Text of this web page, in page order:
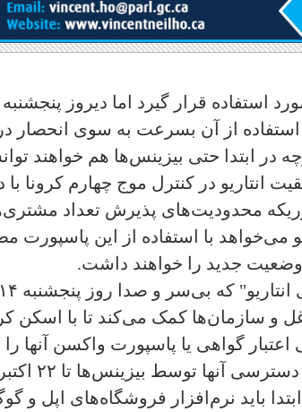
استفاده قرار گیرد اما دیروز پنجشنبه
از آن بسرعت به سوی انحصار در
ابتدا حتی بیزینس‌ها هم خواهند
انتاریو در کنترل موج چهارم کرونا با
محدودیت‌های پذیرش تعداد
می‌خواهد با استفاده از این پاسپورت
وضعیت جدید را خواهند داشت.
و سازمان‌ها کمک می‌کند تا با اسکن
گواهی یا پاسپورت واکسن آنها را
رد کنند. انتظار می‌رود که کدهای
باید نرم‌افزار فروشگاه‌های اپل و